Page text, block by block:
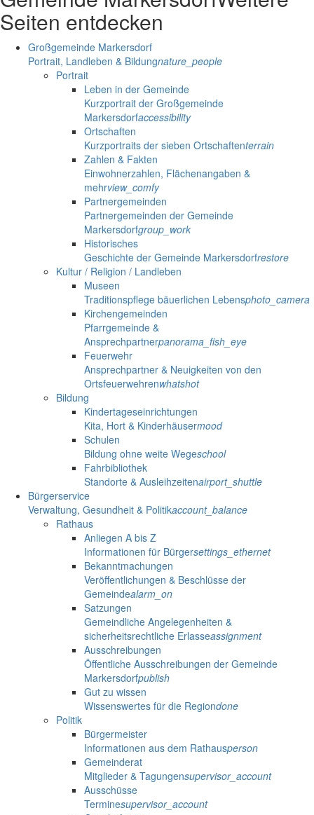
Seiten entdecken
Großgemeinde Markersdorf
Portrait, Landleben & Bildungnature_people
Portrait
Leben in der Gemeinde
Kurzportrait der Großgemeinde
Markersdorfaccessibility
Ortschaften
Kurzportraits der sieben Ortschaftenterrain
Zahlen & Fakten
Einwohnerzahlen, Flächenangaben &
mehrview_comfy
Partnergemeinden
Partnergemeinden der Gemeinde
Markersdorfgroup_work
Historisches
Geschichte der Gemeinde Markersdorfrestore
Kultur / Religion / Landleben
Museen
Traditionspflege bäuerlichen Lebensphoto_camera
Kirchengemeinden
Pfarrgemeinde &
Ansprechpartnerpanorama_fish_eye
Feuerwehr
Ansprechpartner & Neuigkeiten von den
Ortsfeuerwehrenwhatshot
Bildung
Kindertageseinrichtungen
Kita, Hort & Kinderhäusermood
Schulen
Bildung ohne weite Wegeschool
Fahrbibliothek
Standorte & Ausleihzeitenairport_shuttle
Bürgerservice
Verwaltung, Gesundheit & Politikaccount_balance
Rathaus
Anliegen A bis Z
Informationen für Bürgersettings_ethernet
Bekanntmachungen
Veröffentlichungen & Beschlüsse der
Gemeindealarm_on
Satzungen
Gemeindliche Angelegenheiten &
sicherheitsrechtliche Erlasseassignment
Ausschreibungen
Öffentliche Ausschreibungen der Gemeinde
Markersdorfpublish
Gut zu wissen
Wissenswertes für die Regiondone
Politik
Bürgermeister
Informationen aus dem Rathausperson
Gemeinderat
Mitglieder & Tagungensupervisor_account
Ausschüsse
Terminesupervisor_account